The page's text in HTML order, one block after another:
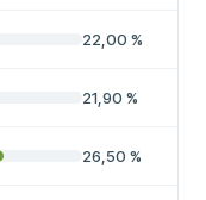
22,00 %
21,90 %
26,50 %